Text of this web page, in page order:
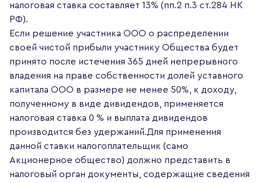
налоговая ставка составляет 13% (пп.2 п.3 ст.284 НК
РФ).
Если решение участника ООО о распределении
своей чистой прибыли участнику Общества будет
принято после истечения 365 дней непрерывного
владения на праве собственности долей уставного
капитала ООО в размере не менее 50%, к доходу,
полученному в виде дивидендов, применяется
налоговая ставка 0 % и выплата дивидендов
производится без удержаний.Для применения
данной ставки налогоплательщик (само
Акционерное общество) должно представить в
налоговый орган документы, содержащие сведения